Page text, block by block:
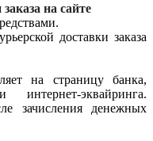
на сайте
доставки заказа
на страницу банка,
эквайринга.
зачисления денежных